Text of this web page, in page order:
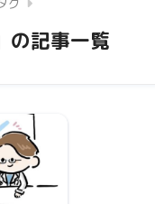
の記事一覧